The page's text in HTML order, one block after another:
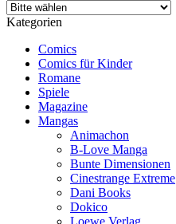
Kategorien
Comics
Comics für Kinder
Romane
Spiele
Magazine
Mangas
Animachon
B-Love Manga
Bunte Dimensionen
Cinestrange Extreme
Dani Books
Dokico
Loewe Verlag